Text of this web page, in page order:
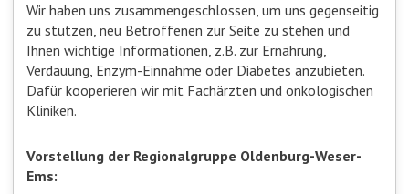
Wir haben uns zusammengeschlossen, um uns gegenseitig
zu stützen, neu Betroffenen zur Seite zu stehen und
Ihnen wichtige Informationen, z.B. zur Ernährung,
Verdauung, Enzym-Einnahme oder Diabetes anzubieten.
Dafür kooperieren wir mit Fachärzten und onkologischen
Kliniken.
Vorstellung der Regionalgruppe Oldenburg-Weser-
Ems: